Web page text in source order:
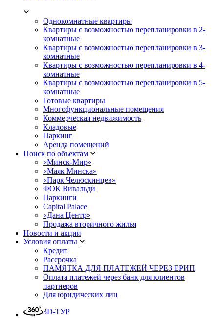
Однокомнатные квартиры
Квартиры с возможностью перепланировки в 2-
комнатные
Квартиры с возможностью перепланировки в 3-
комнатные
Квартиры с возможностью перепланировки в 4-
комнатные
Квартиры с возможностью перепланировки в 5-
комнатные
Готовые квартиры
Многофункциональные помещения
Коммерческая недвижимость
Кладовые
Паркинг
Аренда помещений
Поиск по объектам
«Минск-Мир»
«Маяк Минска»
«Парк Челюскинцев»
ФОК Вивальди
Паркинги
Capital Palace
«Дана Центр»
Продажа вторичного жилья
Новости и акции
Условия оплаты
Кредит
Рассрочка
ПАМЯТКА ДЛЯ ПЛАТЕЖЕЙ ЧЕРЕЗ ЕРИП
Оплата платежей через банк для клиентов
партнеров
Для юридических лиц
3D-ТУР